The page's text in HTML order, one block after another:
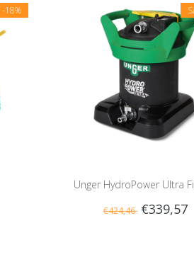
-18%
Unger HydroPower Ultra
€424,46 €339,57